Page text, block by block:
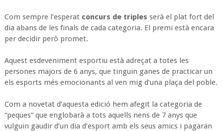
Com sempre l’esperat concurs de triples serà el plat fort del
dia abans de les finals de cada categoria. El premi està encara
per decidir però promet.
Aquest esdeveniment esportiu està adreçat a totes les
persones majors de 6 anys, que tinguin ganes de practicar un
els esports més emocionants al ven mig d’una plaça del poble.
Com a novetat d’aquesta edició hem afegit la categoria de
“peques” que englobarà a tots aquells nens de 7 anys que
vulguin gaudir d’un dia d’esport amb els seus amics i pagaran